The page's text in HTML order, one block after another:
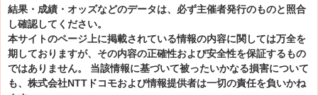
結果・成績・オッズなどのデータは、必ず主催者発行のものと照合
し確認してください。
本サイトのページ上に掲載されている情報の内容に関しては万全を
期しておりますが、その内容の正確性および安全性を保証するもの
ではありません。 当該情報に基づいて被ったいかなる損害について
も、株式会社NTTドコモおよび情報提供者は一切の責任を負いかね